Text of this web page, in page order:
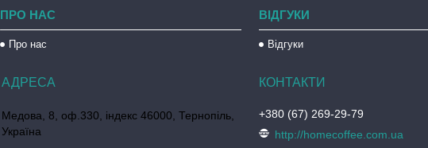
ПРО НАС
Про нас
ВІДГУКИ
Відгуки
Медова, 8, оф.330, індекс 46000, Тернопіль,
Україна
+380 (67) 269-29-79
http://homecoffee.com.ua